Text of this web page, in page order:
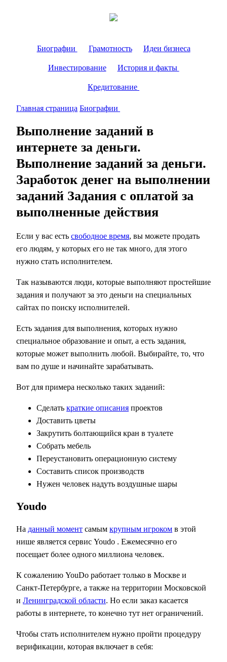
Биографии Грамотность Идеи бизнеса
Инвестирование История и факты
Кредитование
Главная страница Биографии
Выполнение заданий в
интернете за деньги.
Выполнение заданий за деньги.
Заработок денег на выполнении
заданий Задания с оплатой за
выполненные действия
Если у вас есть свободное время, вы можете продать
его людям, у которых его не так много, для этого
нужно стать исполнителем.
Так называются люди, которые выполняют простейшие
задания и получают за это деньги на специальных
сайтах по поиску исполнителей.
Есть задания для выполнения, которых нужно
специальное образование и опыт, а есть задания,
которые может выполнить любой. Выбирайте, то, что
вам по душе и начинайте зарабатывать.
Вот для примера несколько таких заданий:
Сделать краткие описания проектов
Доставить цветы
Закрутить болтающийся кран в туалете
Собрать мебель
Переустановить операционную систему
Составить список производств
Нужен человек надуть воздушные шары
Youdo
На данный момент самым крупным игроком в этой
нише является сервис Youdo . Ежемесячно его
посещает более одного миллиона человек.
К сожалению YouDo работает только в Москве и
Санкт-Петербурге, а также на территории Московской
и Ленинградской области. Но если заказ касается
работы в интернете, то конечно тут нет ограничений.
Чтобы стать исполнителем нужно пройти процедуру
верификации, которая включает в себя: